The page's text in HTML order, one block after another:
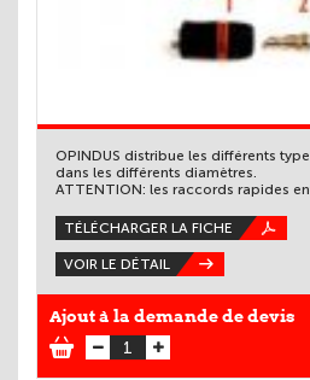
OPINDUS distribue les différents
dans les différents diamètres.
ATTENTION: les raccords rapides
TÉLÉCHARGER LA FICHE
VOIR LE DÉTAIL
Ajout à la demande de devis